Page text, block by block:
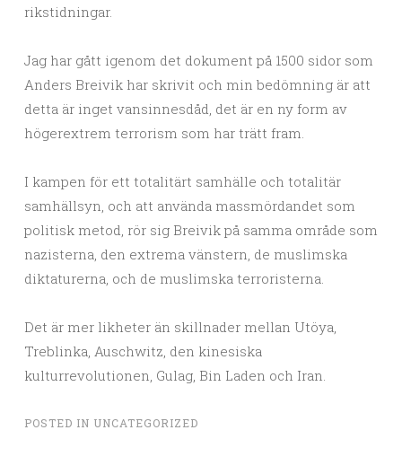
rikstidningar.
Jag har gått igenom det dokument på 1500 sidor som
Anders Breivik har skrivit och min bedömning är att
detta är inget vansinnesdåd, det är en ny form av
högerextrem terrorism som har trätt fram.
I kampen för ett totalitärt samhälle och totalitär
samhällsyn, och att använda massmördandet som
politisk metod, rör sig Breivik på samma område som
nazisterna, den extrema vänstern, de muslimska
diktaturerna, och de muslimska terroristerna.
Det är mer likheter än skillnader mellan Utöya,
Treblinka, Auschwitz, den kinesiska
kulturrevolutionen, Gulag, Bin Laden och Iran.
POSTED IN UNCATEGORIZED